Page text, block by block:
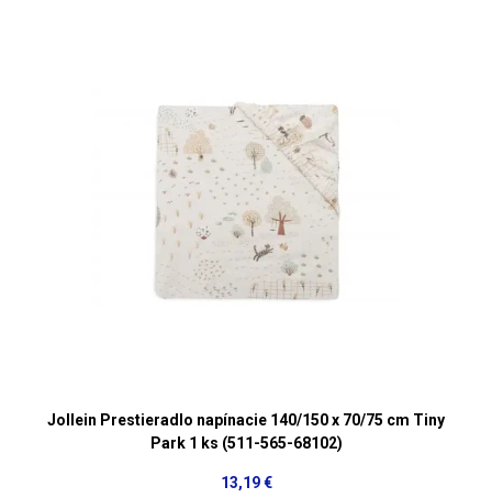
Jollein Prestieradlo napínacie 140/150 x 70/75 cm Tiny
Park 1 ks (511-565-68102)
13,19 €